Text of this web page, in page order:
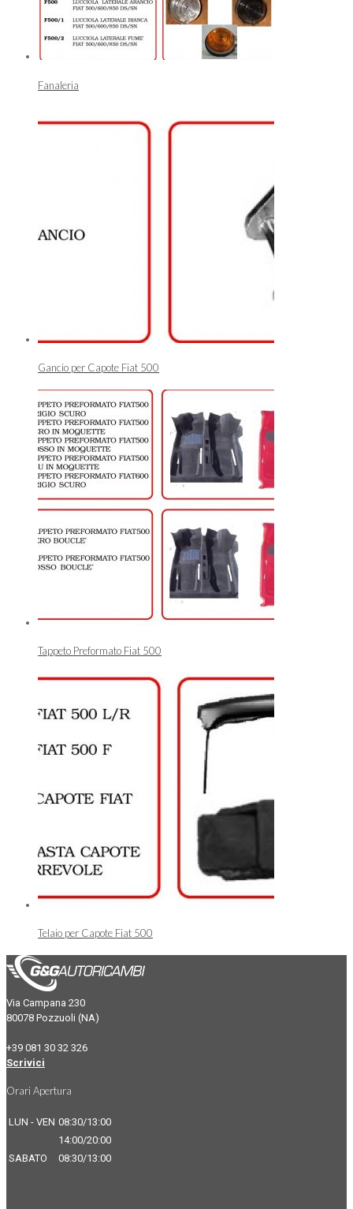
Fanaleria
Gancio per Capote Fiat 500
Tappeto Preformato Fiat 500
Telaio per Capote Fiat 500
Via Campana 230
80078 Pozzuoli (NA)
+39 081 30 32 326
Scrivici
Orari Apertura
LUN - VEN 08:30/13:00
14:00/20:00
SABATO
08:30/13:00